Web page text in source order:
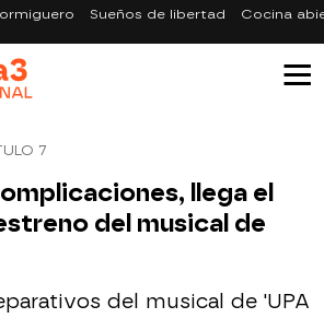
Sueños de libertad Cocina
7
llega el
del musical de
del musical de 'UPA